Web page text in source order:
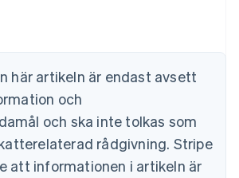
här artikeln är endast avsett
och
och ska inte tolkas som
rådgivning. Stripe
att informationen i artikeln är